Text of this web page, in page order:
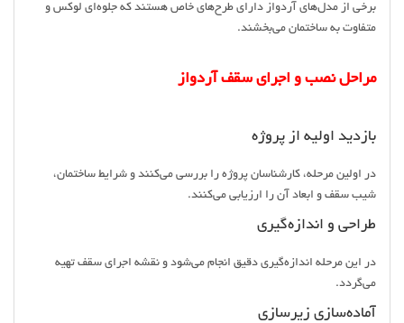
برخی از مدل‌های آردواز دارای طرح‌های خاص هستند که جلوه‌ای لوکس و
متفاوت به ساختمان می‌بخشند.
مراحل نصب و اجرای سقف آردواز
بازدید اولیه از پروژه
در اولین مرحله، کارشناسان پروژه را بررسی می‌کنند و شرایط ساختمان،
شیب سقف و ابعاد آن را ارزیابی می‌کنند.
طراحی و اندازه‌گیری
در این مرحله اندازه‌گیری دقیق انجام می‌شود و نقشه اجرای سقف تهیه
می‌گردد.
آماده‌سازی زیرسازی